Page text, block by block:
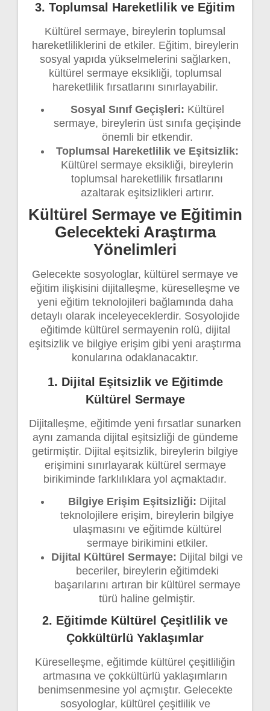
3. Toplumsal Hareketlilik ve Eğitim
Kültürel sermaye, bireylerin toplumsal
hareketliliklerini de etkiler. Eğitim, bireylerin
sosyal yapıda yükselmelerini sağlarken,
kültürel sermaye eksikliği, toplumsal
hareketlilik fırsatlarını sınırlayabilir.
Sosyal Sınıf Geçişleri: Kültürel
sermaye, bireylerin üst sınıfa geçişinde
önemli bir etkendir.
Toplumsal Hareketlilik ve Eşitsizlik:
Kültürel sermaye eksikliği, bireylerin
toplumsal hareketlilik fırsatlarını
azaltarak eşitsizlikleri artırır.
Kültürel Sermaye ve Eğitimin
Gelecekteki Araştırma
Yönelimleri
Gelecekte sosyologlar, kültürel sermaye ve
eğitim ilişkisini dijitalleşme, küreselleşme ve
yeni eğitim teknolojileri bağlamında daha
detaylı olarak inceleyeceklerdir. Sosyolojide
eğitimde kültürel sermayenin rolü, dijital
eşitsizlik ve bilgiye erişim gibi yeni araştırma
konularına odaklanacaktır.
1. Dijital Eşitsizlik ve Eğitimde
Kültürel Sermaye
Dijitalleşme, eğitimde yeni fırsatlar sunarken
aynı zamanda dijital eşitsizliği de gündeme
getirmiştir. Dijital eşitsizlik, bireylerin bilgiye
erişimini sınırlayarak kültürel sermaye
birikiminde farklılıklara yol açmaktadır.
Bilgiye Erişim Eşitsizliği: Dijital
teknolojilere erişim, bireylerin bilgiye
ulaşmasını ve eğitimde kültürel
sermaye birikimini etkiler.
Dijital Kültürel Sermaye: Dijital bilgi ve
beceriler, bireylerin eğitimdeki
başarılarını artıran bir kültürel sermaye
türü haline gelmiştir.
2. Eğitimde Kültürel Çeşitlilik ve
Çokkültürlü Yaklaşımlar
Küreselleşme, eğitimde kültürel çeşitliliğin
artmasına ve çokkültürlü yaklaşımların
benimsenmesine yol açmıştır. Gelecekte
sosyologlar, kültürel çeşitlilik ve